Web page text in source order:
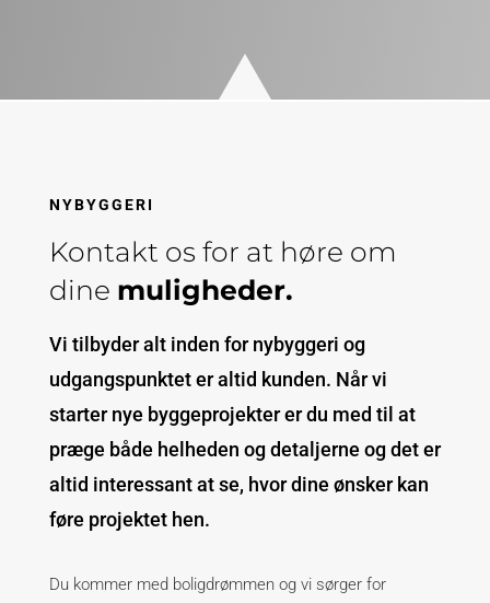
NYBYGGERI
Kontakt os for at høre om
dine muligheder.
Vi tilbyder alt inden for nybyggeri og
udgangspunktet er altid kunden. Når vi
starter nye byggeprojekter er du med til at
præge både helheden og detaljerne og det er
altid interessant at se, hvor dine ønsker kan
føre projektet hen.
Du kommer med boligdrømmen og vi sørger for